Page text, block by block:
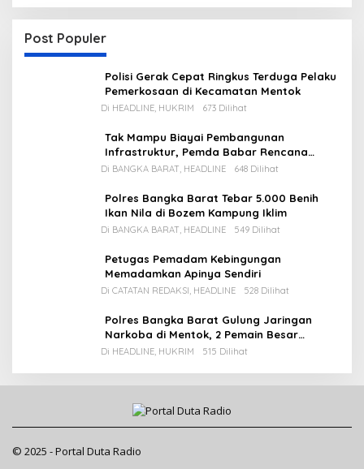
Post Populer
Polisi Gerak Cepat Ringkus Terduga Pelaku
Pemerkosaan di Kecamatan Mentok
Di HEADLINE, HUKRIM 673 Dilihat
Tak Mampu Biayai Pembangunan
Infrastruktur, Pemda Babar Rencana
Utang Rp65 M
Di BANGKA BARAT, HEADLINE 648 Dilihat
Polres Bangka Barat Tebar 5.000 Benih
Ikan Nila di Bozem Kampung Iklim
Di BANGKA BARAT, HEADLINE 549 Dilihat
Petugas Pemadam Kebingungan
Memadamkan Apinya Sendiri
Di CATATAN REDAKSI, HEADLINE 528 Dilihat
Polres Bangka Barat Gulung Jaringan
Narkoba di Mentok, 2 Pemain Besar
Diamankan, 1 Bandar Masih Buron
Di HEADLINE, HUKRIM 515 Dilihat
© 2025 - Portal Duta Radio